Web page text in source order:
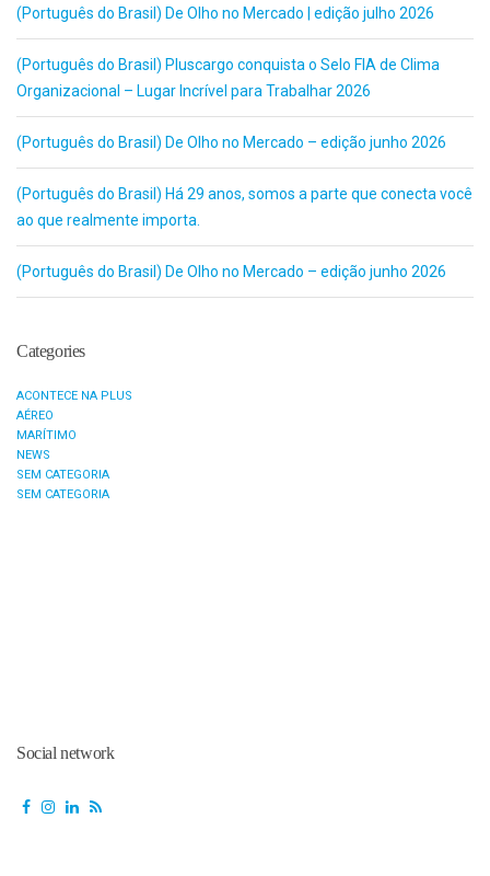
(Português do Brasil) De Olho no Mercado | edição julho 2026
(Português do Brasil) Pluscargo conquista o Selo FIA de Clima
Organizacional – Lugar Incrível para Trabalhar 2026
(Português do Brasil) De Olho no Mercado – edição junho 2026
(Português do Brasil) Há 29 anos, somos a parte que conecta você
ao que realmente importa.
(Português do Brasil) De Olho no Mercado – edição junho 2026
Categories
ACONTECE NA PLUS
AÉREO
MARÍTIMO
NEWS
SEM CATEGORIA
SEM CATEGORIA
Social network